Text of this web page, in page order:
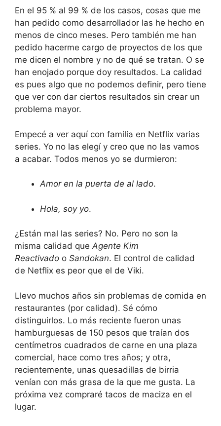
En el 95 % al 99 % de los casos, cosas que me
han pedido como desarrollador las he hecho en
menos de cinco meses. Pero también me han
pedido hacerme cargo de proyectos de los que
me dicen el nombre y no de qué se tratan. O se
han enojado porque doy resultados. La calidad
es pues algo que no podemos definir, pero tiene
que ver con dar ciertos resultados sin crear un
problema mayor.
Empecé a ver aquí con familia en Netflix varias
series. Yo no las elegí y creo que no las vamos
a acabar. Todos menos yo se durmieron:
Amor en la puerta de al lado.
Hola, soy yo.
¿Están mal las series? No. Pero no son la
misma calidad queAgente Kim
Reactivado o Sandokan. El control de calidad
de Netflix es peor que el de Viki.
Llevo muchos años sin problemas de comida en
restaurantes (por calidad). Sé cómo
distinguirlos. Lo más reciente fueron unas
hamburguesas de 150 pesos que traían dos
centímetros cuadrados de carne en una plaza
comercial, hace como tres años; y otra,
recientemente, unas quesadillas de birria
venían con más grasa de la que me gusta. La
próxima vez compraré tacos de maciza en el
lugar.